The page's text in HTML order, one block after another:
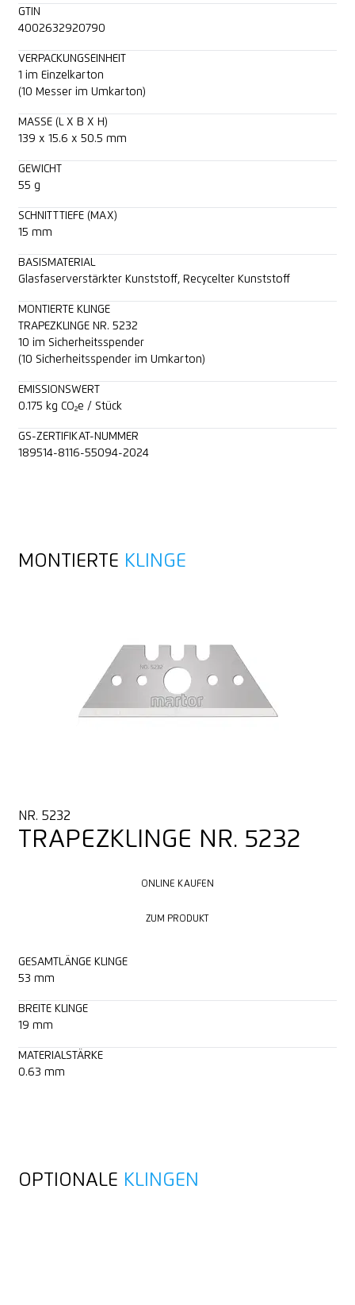
GTIN
4002632920790
VERPACKUNGSEINHEIT
1 im Einzelkarton
(10 Messer im Umkarton)
MASSE (L X B X H)
139 x 15.6 x 50.5 mm
GEWICHT
55 g
SCHNITTTIEFE (MAX)
15 mm
BASISMATERIAL
Glasfaserverstärkter Kunststoff, Recycelter Kunststoff
MONTIERTE KLINGE
TRAPEZKLINGE NR. 5232
10 im Sicherheitsspender
(10 Sicherheitsspender im Umkarton)
EMISSIONSWERT
0.175 kg CO₂e / Stück
GS-ZERTIFIKAT-NUMMER
189514-8116-55094-2024
MONTIERTE KLINGE
NR. 5232
TRAPEZKLINGE NR. 5232
ONLINE KAUFEN
ZUM PRODUKT
GESAMTLÄNGE KLINGE
53 mm
BREITE KLINGE
19 mm
MATERIALSTÄRKE
0.63 mm
OPTIONALE KLINGEN